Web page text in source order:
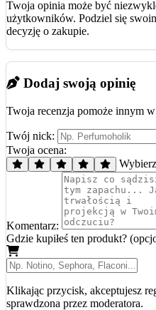
Twoja opinia może być
użytkowników. Podziel się
decyzję o zakupie.
Dodaj swoją opinię
Twoja recenzja pomoże innym
Twój nick:
Twoja ocena:
Wybierz
Komentarz:
Gdzie kupiłeś ten produkt?
Klikając przycisk, akceptujesz
sprawdzona przez moderatora.